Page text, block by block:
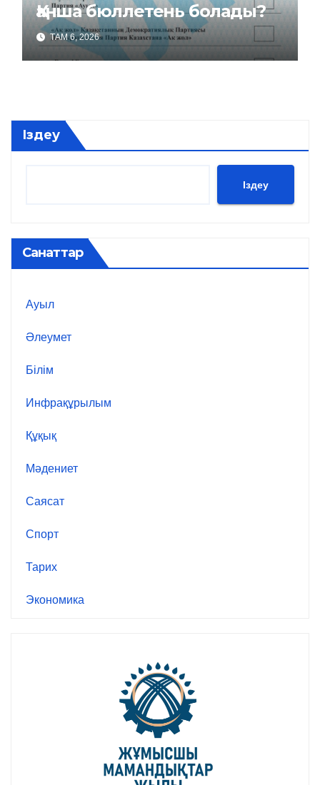
Қанша бюллетень болады?
ТАМ 6, 2026
Іздеу
Іздеу
Санаттар
Ауыл
Әлеумет
Білім
Инфрақұрылым
Құқық
Мәдениет
Саясат
Спорт
Тарих
Экономика